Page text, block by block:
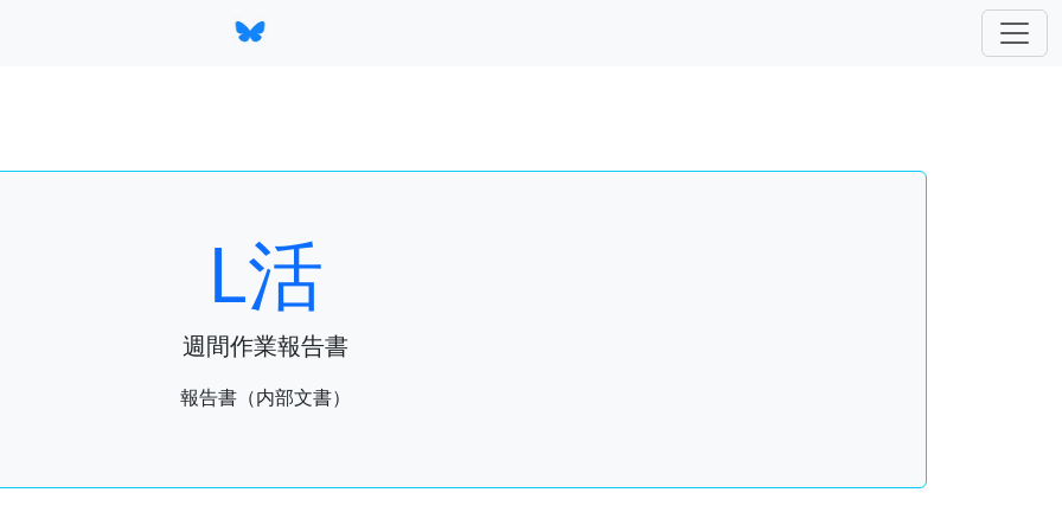
L活
週間作業報告書
報告書（内部文書）